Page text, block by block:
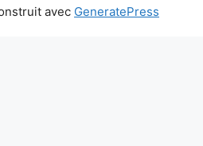
avec GeneratePress